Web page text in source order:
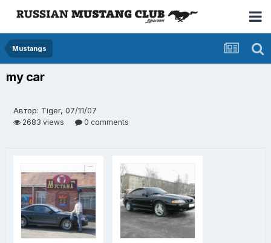
Mustangs
my car
Автор: Tiger, 07/11/07
2683 views 0 comments